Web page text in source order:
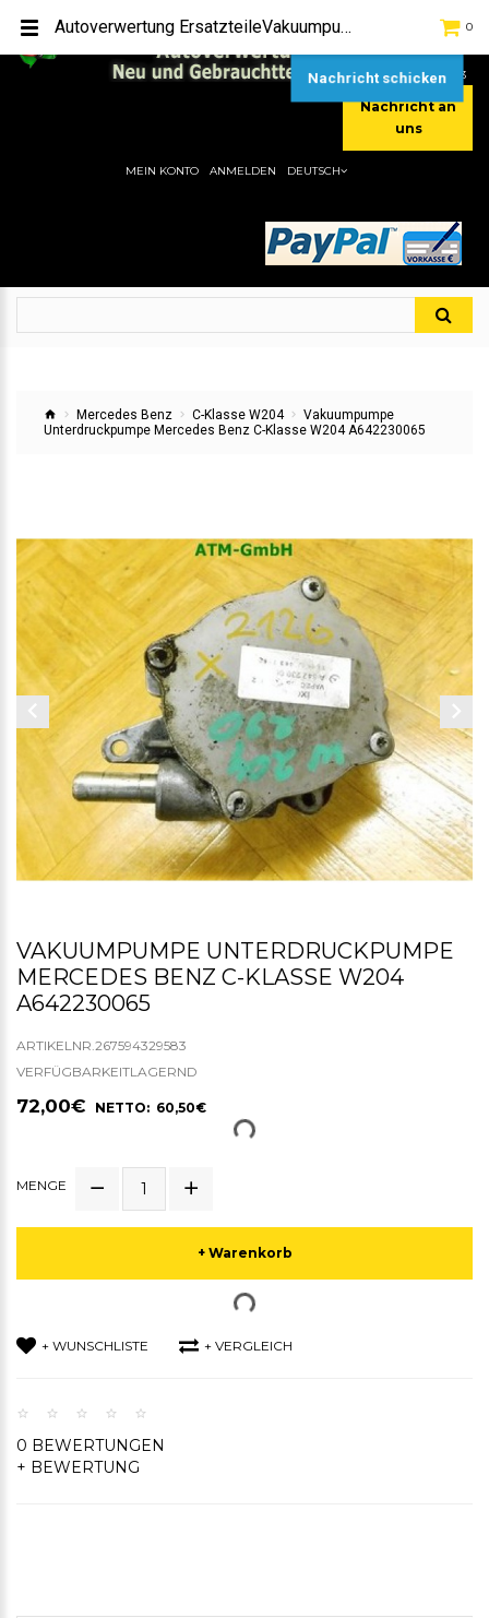
[+49] (0) 2232-5205
[+49] (0) 177 / 4080033
Nachricht an
uns
0
MEIN KONTO ANMELDEN DEUTSCH
Mercedes Benz C-Klasse W204
Vakuumpumpe
Unterdruckpumpe Mercedes Benz C-Klasse W204 A642230065
VAKUUMPUMPE UNTERDRUCKPUMPE
MERCEDES BENZ C-KLASSE W204
A642230065
ARTIKELNR.267594329583
VERFÜGBARKEITLAGERND
72,00€ NETTO: 60,50€
MENGE
+ Warenkorb
+ WUNSCHLISTE + VERGLEICH
0 BEWERTUNGEN
+ BEWERTUNG
Autoverwertung ErsatzteileVakuumpumpe Unterdruckpumpe Mercedes Benz C-Klasse W204 A642230065Hier gibt es viele Autoersatzteile, günstigen Preise, gute Qualität
Nachricht schicken